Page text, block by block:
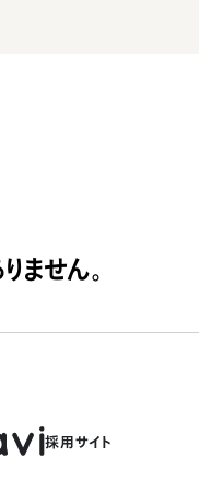
ません。